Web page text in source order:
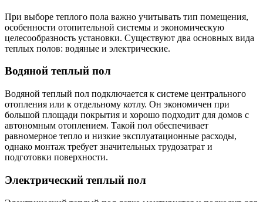
При выборе теплого пола важно учитывать тип помещения,
особенности отопительной системы и экономическую
целесообразность установки. Существуют два основных вида
теплых полов: водяные и электрические.
Водяной теплый пол
Водяной теплый пол подключается к системе центрального
отопления или к отдельному котлу. Он экономичен при
большой площади покрытия и хорошо подходит для домов с
автономным отоплением. Такой пол обеспечивает
равномерное тепло и низкие эксплуатационные расходы,
однако монтаж требует значительных трудозатрат и
подготовки поверхности.
Электрический теплый пол